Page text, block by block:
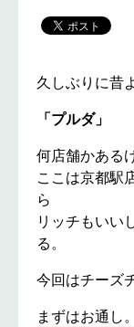
久しぶりに昔
「プルダ」
何店舗かある
ここは京都駅
ら
リッチもいい
る。
今回はチーズ
まずはお通し。